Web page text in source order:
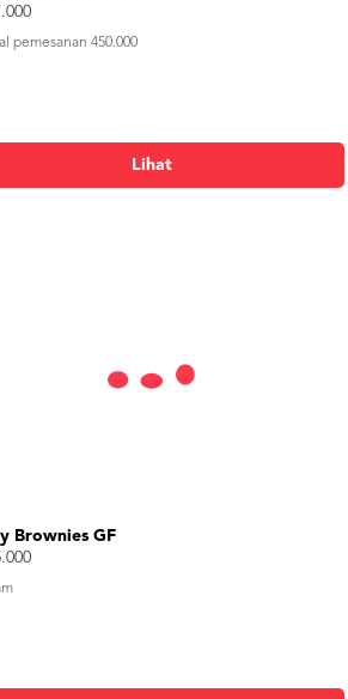
pemesanan 450.000
Lihat
Brownies GF